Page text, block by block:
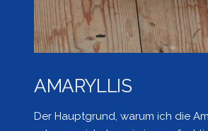
AMARYLLIS
Der Hauptgrund, warum ich die